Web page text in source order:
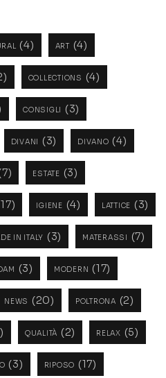
(4) ART (4)
COLLECTIONS (4)
CONSIGLI (3)
DIVANI (3) DIVANO (4)
ESTATE (3)
IGIENE (4) LATTICE (3)
IN ITALY (3) MATERASSI (7)
(3) MODERN (17)
NEWS (20) POLTRONA (2)
QUALITÀ (2) RELAX (5)
(3) RIPOSO (17)